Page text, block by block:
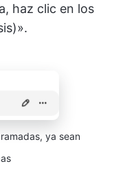
haz clic en los
ya sean